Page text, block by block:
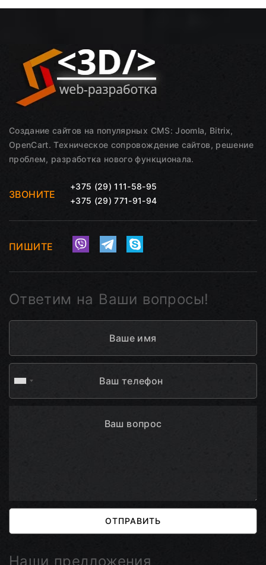
Создание сайтов на популярных CMS: Joomla, Bitrix,
OpenCart. Техническое сопровождение сайтов, решение
проблем, разработка нового функционала.
ЗВОНИТЕ
+375 (29) 111-58-95
+375 (29) 771-91-94
ПИШИТЕ
Ответим на Ваши вопросы!
ОТПРАВИТЬ
Наши предложения